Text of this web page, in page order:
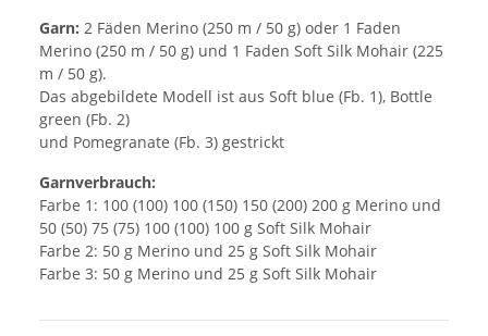
Garn: 2 Fäden Merino (250 m / 50 g) oder 1 Faden
Merino (250 m / 50 g) und 1 Faden Soft Silk Mohair (225
m / 50 g).
Das abgebildete Modell ist aus Soft blue (Fb. 1), Bottle
green (Fb. 2)
und Pomegranate (Fb. 3) gestrickt
Garnverbrauch:
Farbe 1: 100 (100) 100 (150) 150 (200) 200 g Merino und
50 (50) 75 (75) 100 (100) 100 g Soft Silk Mohair
Farbe 2: 50 g Merino und 25 g Soft Silk Mohair
Farbe 3: 50 g Merino und 25 g Soft Silk Mohair